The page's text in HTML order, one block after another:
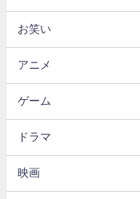
お笑い
アニメ
ゲーム
ドラマ
映画